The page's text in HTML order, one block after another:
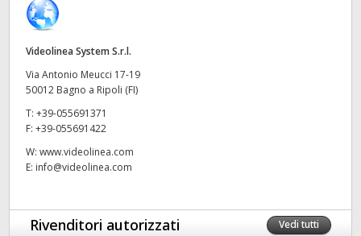
Turkey
UAE
Ukraine
United Kingdom
Videolinea System S.r.l.
Via Antonio Meucci 17-19
50012 Bagno a Ripoli (FI)
T: +39-055691371
F: +39-055691422
W: www.videolinea.com
E: info@videolinea.com
Rivenditori autorizzati Vedi tutti